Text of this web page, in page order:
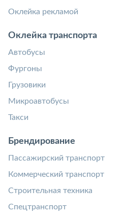
Оклейка рекламой
Оклейка транспорта
Автобусы
Фургоны
Грузовики
Микроавтобусы
Такси
Брендирование
Пассажирский транспорт
Коммерческий транспорт
Строительная техника
Спецтранспорт